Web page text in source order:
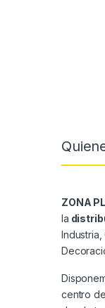
ZONA
la
centro